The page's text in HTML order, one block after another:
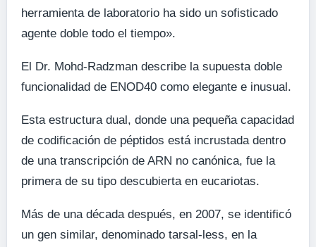
herramienta de laboratorio ha sido un sofisticado
agente doble todo el tiempo».
El Dr. Mohd-Radzman describe la supuesta doble
funcionalidad de ENOD40 como elegante e inusual.
Esta estructura dual, donde una pequeña capacidad
de codificación de péptidos está incrustada dentro
de una transcripción de ARN no canónica, fue la
primera de su tipo descubierta en eucariotas.
Más de una década después, en 2007, se identificó
un gen similar, denominado tarsal-less, en la